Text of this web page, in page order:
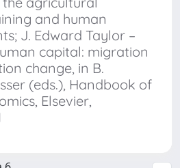
and human
J. Edward Taylor –
capital: migration
change, in B.
(eds.), Handbook of
Elsevier,